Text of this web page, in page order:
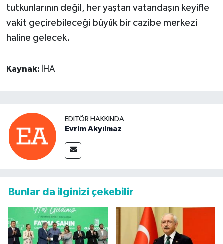
tutkunlarının değil, her yaştan vatandaşın keyifle
vakit geçirebileceği büyük bir cazibe merkezi
haline gelecek.
Kaynak: İHA
EDITÖR HAKKINDA
Evrim Akyılmaz
Bunlar da ilginizi çekebilir